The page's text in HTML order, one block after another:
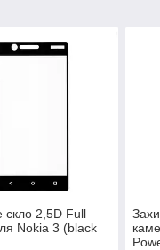
скло 2,5D Full
Nokia 3 (black